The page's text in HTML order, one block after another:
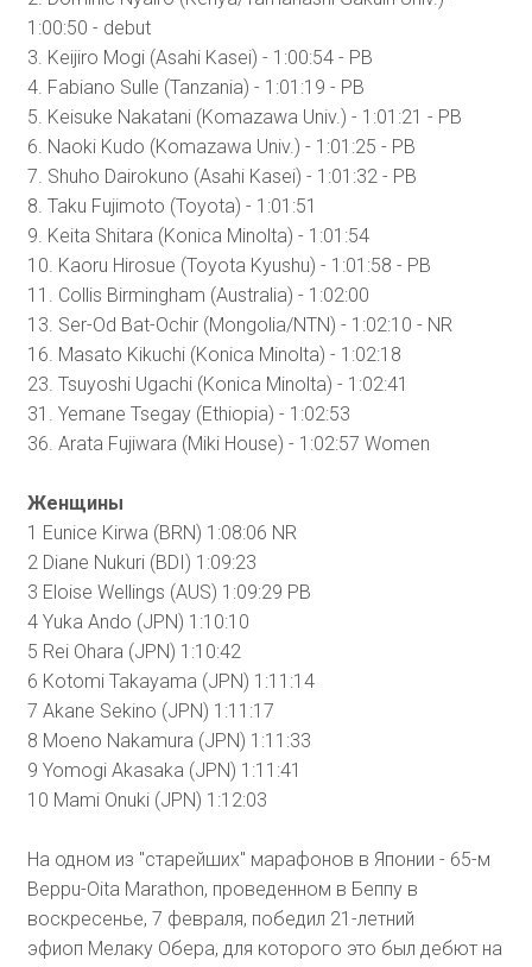
1:00:50 - debut
3. Keijiro Mogi (Asahi Kasei) - 1:00:54 - PB
4. Fabiano Sulle (Tanzania) - 1:01:19 - PB
5. Keisuke Nakatani (Komazawa Univ.) - 1:01:21 - PB
6. Naoki Kudo (Komazawa Univ.) - 1:01:25 - PB
7. Shuho Dairokuno (Asahi Kasei) - 1:01:32 - PB
8. Taku Fujimoto (Toyota) - 1:01:51
9. Keita Shitara (Konica Minolta) - 1:01:54
10. Kaoru Hirosue (Toyota Kyushu) - 1:01:58 - PB
11. Collis Birmingham (Australia) - 1:02:00
13. Ser-Od Bat-Ochir (Mongolia/NTN) - 1:02:10 - NR
16. Masato Kikuchi (Konica Minolta) - 1:02:18
23. Tsuyoshi Ugachi (Konica Minolta) - 1:02:41
31. Yemane Tsegay (Ethiopia) - 1:02:53
36. Arata Fujiwara (Miki House) - 1:02:57 Women
Женщины
1 Eunice Kirwa (BRN) 1:08:06 NR
2 Diane Nukuri (BDI) 1:09:23
3 Eloise Wellings (AUS) 1:09:29 PB
4 Yuka Ando (JPN) 1:10:10
5 Rei Ohara (JPN) 1:10:42
6 Kotomi Takayama (JPN) 1:11:14
7 Akane Sekino (JPN) 1:11:17
8 Moeno Nakamura (JPN) 1:11:33
9 Yomogi Akasaka (JPN) 1:11:41
10 Mami Onuki (JPN) 1:12:03
На одном из "старейших" марафонов в Японии - 65-м
Beppu-Oita Marathon, проведенном в Беппу в
воскресенье, 7 февраля, победил 21-летний
эфиоп Мелаку Обера, для которого это был дебют на